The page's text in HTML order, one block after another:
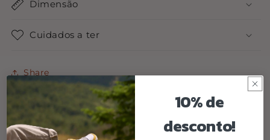
Dimensão
Cuidados a ter
Share
10% de
desconto!